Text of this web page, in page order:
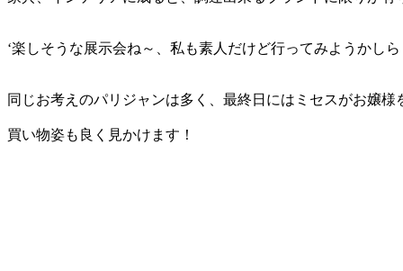
‘楽しそうな展示会ね～、私も素人だけど行ってみようかしら
同じお考えのパリジャンは多く、最終日にはミセスがお嬢様
買い物姿も良く見かけます！